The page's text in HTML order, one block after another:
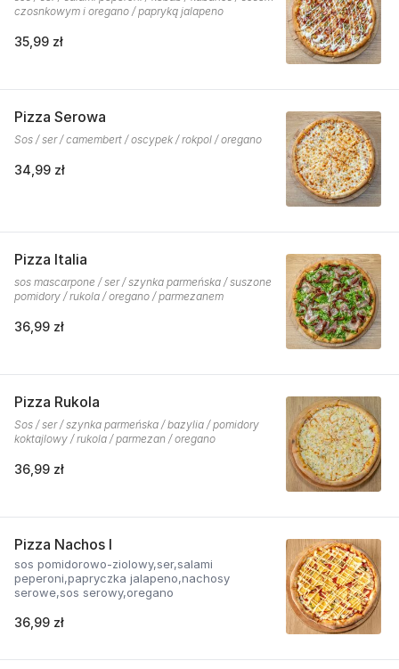
czosnkowym i oregano / papryką jalapeno
35,99 zł
Pizza Serowa
Sos / ser / camembert / oscypek / rokpol / oregano
34,99 zł
Pizza Italia
sos mascarpone / ser / szynka parmeńska / suszone
pomidory / rukola / oregano / parmezanem
36,99 zł
Pizza Rukola
Sos / ser / szynka parmeńska / bazylia / pomidory
koktajlowy / rukola / parmezan / oregano
36,99 zł
Pizza Nachos I
sos pomidorowo-ziolowy,ser,salami
peperoni,papryczka jalapeno,nachosy
serowe,sos serowy,oregano
36,99 zł